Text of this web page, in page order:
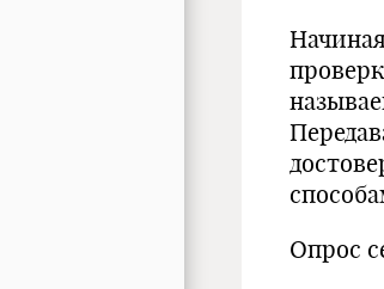
Опрос